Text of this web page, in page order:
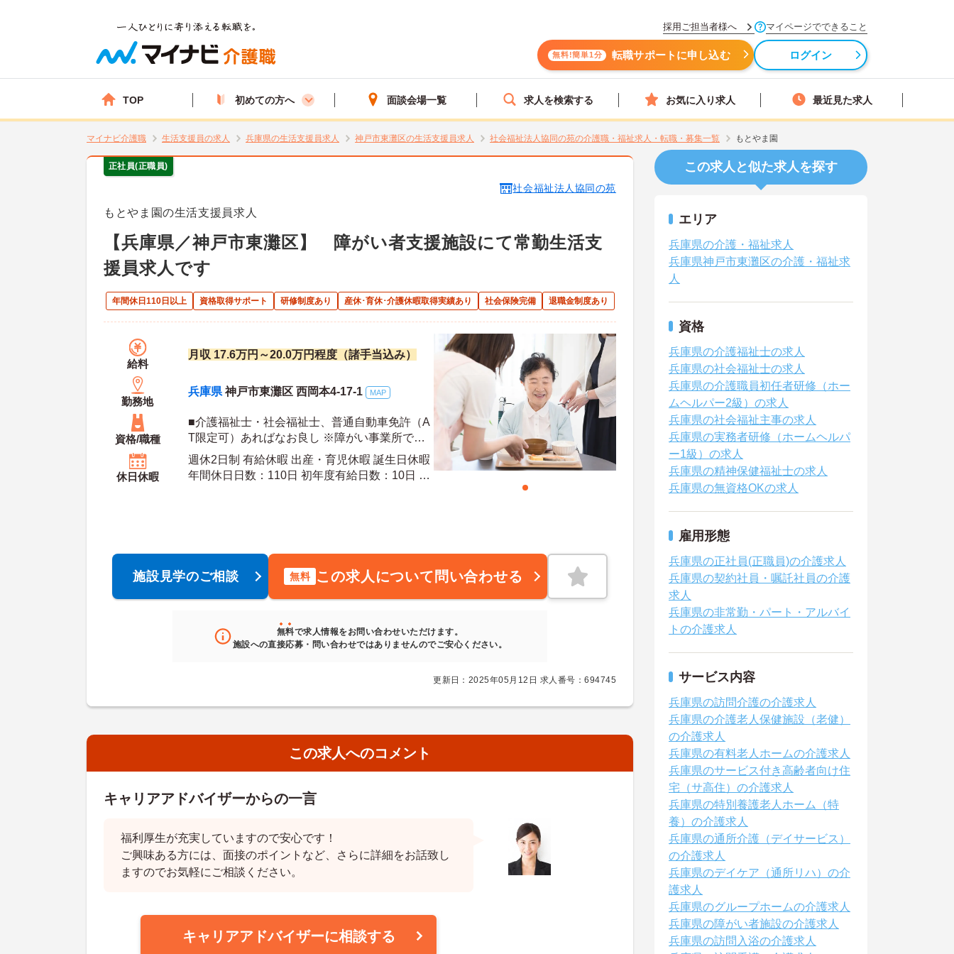
採用ご担当者様へ マイページでできること
無料!簡単1分 転職サポートに申し込む ログイン
TOP 初めての方へ 面談会場一覧 求人を検索する お気に入り求人 最近見た求人
マイナビ介護職 生活支援員の求人 兵庫県の生活支援員求人 神戸市東灘区の生活支援員求人 社会福祉法人協同の苑の介護職・福祉求人・転職・募集一覧 もとやま園
正社員(正職員)
社会福祉法人協同の苑
もとやま園の生活支援員求人
【兵庫県／神戸市東灘区】 障がい者支援施設にて常勤生活支
援員求人です
年間休日110日以上 資格取得サポート 研修制度あり 産休･育休･介護休暇取得実績あり 社会保険完備 退職金制度あり
給料
月収 17.6万円～20.0万円程度（諸手当込み）
勤務地
兵庫県 神戸市東灘区 西岡本4-17-1 MAP
資格/職種
■介護福祉士・社会福祉士、普通自動車免許（A
T限定可）あればなお良し ※障がい事業所での
勤務経験がある方
休日休暇
週休2日制 有給休暇 出産・育児休暇 誕生日休暇
年間休日日数：110日 初年度有給日数：10日 最
施設見学のご相談 無料 この求人について問い合わせる
無料で求人情報をお問い合わせいただけます。
施設への直接応募・問い合わせではありませんのでご安心ください。
更新日：2025年05月12日 求人番号：694745
この求人へのコメント
キャリアアドバイザーからの一言
福利厚生が充実していますので安心です！
ご興味ある方には、面接のポイントなど、さらに詳細をお話致し
ますのでお気軽にご相談ください。
キャリアアドバイザーに相談する
この求人と似た求人を探す
エリア
兵庫県の介護・福祉求人
兵庫県神戸市東灘区の介護・福祉求
人
資格
兵庫県の介護福祉士の求人
兵庫県の社会福祉士の求人
兵庫県の介護職員初任者研修（ホー
ムヘルパー2級）の求人
兵庫県の社会福祉主事の求人
兵庫県の実務者研修（ホームヘルパ
ー1級）の求人
兵庫県の精神保健福祉士の求人
兵庫県の無資格OKの求人
雇用形態
兵庫県の正社員(正職員)の介護求人
兵庫県の契約社員・嘱託社員の介護
求人
兵庫県の非常勤・パート・アルバイ
トの介護求人
サービス内容
兵庫県の訪問介護の介護求人
兵庫県の介護老人保健施設（老健）
の介護求人
兵庫県の有料老人ホームの介護求人
兵庫県のサービス付き高齢者向け住
宅（サ高住）の介護求人
兵庫県の特別養護老人ホーム（特
養）の介護求人
兵庫県の通所介護（デイサービス）
の介護求人
兵庫県のデイケア（通所リハ）の介
護求人
兵庫県のグループホームの介護求人
兵庫県の障がい者施設の介護求人
兵庫県の訪問入浴の介護求人